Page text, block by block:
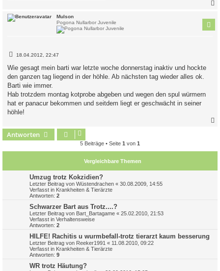
Mulson
Pogona Nullarbor Juvenile
B
t
r
g
18.04.2012, 22:47
Wie gesagt mein barti war letzte woche donnerstag inaktiv und hockte
den ganzen tag liegend in der höhle. Ab nächsten tag wieder alles ok.
Barti wie immer.
Hab trotzdem montag kotprobe abgeben und wegen den spul würmern
hat er panacur bekommen und seitdem liegt er geschwächt in seiner
höhle!
Antworten
5 Beiträge • Seite 1 von 1
Vergleichbare Themen
Umzug trotz Kokzidien?
Letzter Beitrag von Wüstendrachen « 30.08.2009, 14:55
Verfasst in Krankheiten & Tierärzte
Antworten: 2
Schwarzer Bart aus Trotz....?
Letzter Beitrag von Bart_Bartagame « 25.02.2010, 21:53
Verfasst in Verhaltensweise
Antworten: 2
HILFE! Rachitis u wurmbefall-trotz tierarzt kaum besserung
Letzter Beitrag von Reeker1991 « 11.08.2010, 09:22
Verfasst in Krankheiten & Tierärzte
Antworten: 9
WR trotz Häutung?